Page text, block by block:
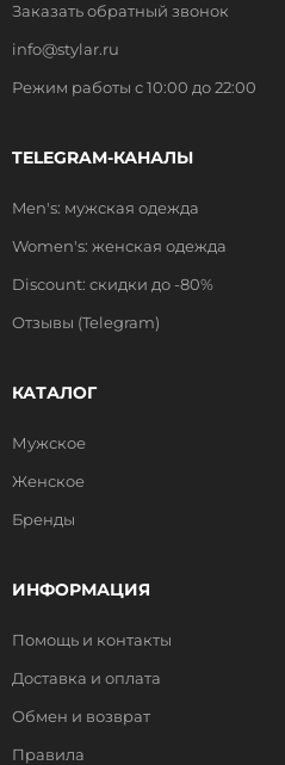
Заказать обратный звонок
info@stylar.ru
Режим работы с 10:00 до 22:00
TELEGRAM-КАНАЛЫ
Men's: мужская одежда
Women's: женская одежда
Discount: скидки до -80%
Отзывы (Telegram)
КАТАЛОГ
Мужское
Женское
Бренды
ИНФОРМАЦИЯ
Помощь и контакты
Доставка и оплата
Обмен и возврат
Правила